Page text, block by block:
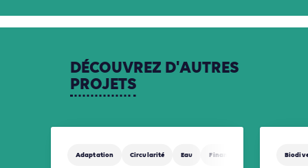
DÉCOUVREZ D'AUTRES
PROJETS
Adaptation Circularité Eau Finance Agriculture,